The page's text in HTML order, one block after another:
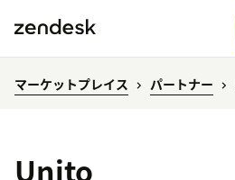
マーケットプレイス パートナー
Unito